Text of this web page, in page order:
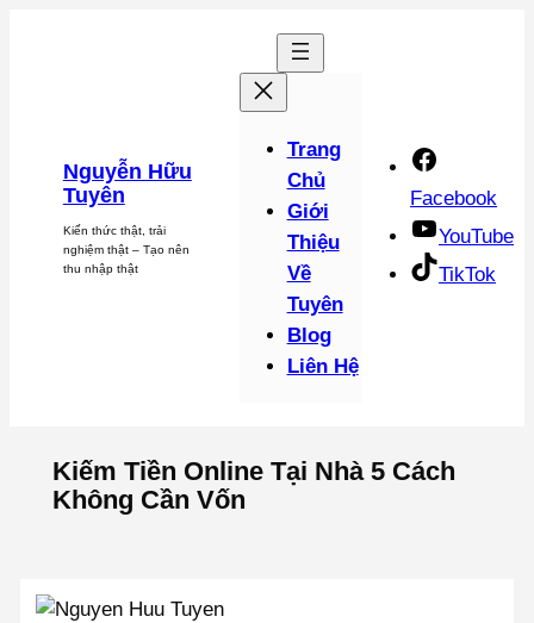
Nguyễn Hữu
Tuyên
Kiến thức thật, trải
nghiệm thật – Tạo nên
thu nhập thật
Trang
Chủ
Giới
Thiệu
Về
Tuyên
Blog
Liên Hệ
Facebook
YouTube
TikTok
Kiếm Tiền Online Tại Nhà 5 Cách
Không Cần Vốn